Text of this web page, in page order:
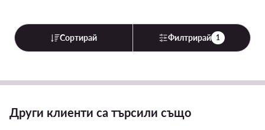
Сортирай Филтрирай 1
Други клиенти са търсили също